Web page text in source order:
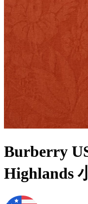
Burberry
Highlands